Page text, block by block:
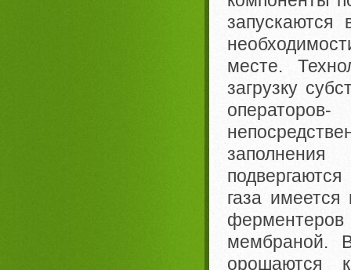
месте.
загрузку
газа
мембраной.
орошаются